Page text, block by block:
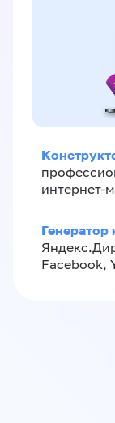
интернет-
Facebook,